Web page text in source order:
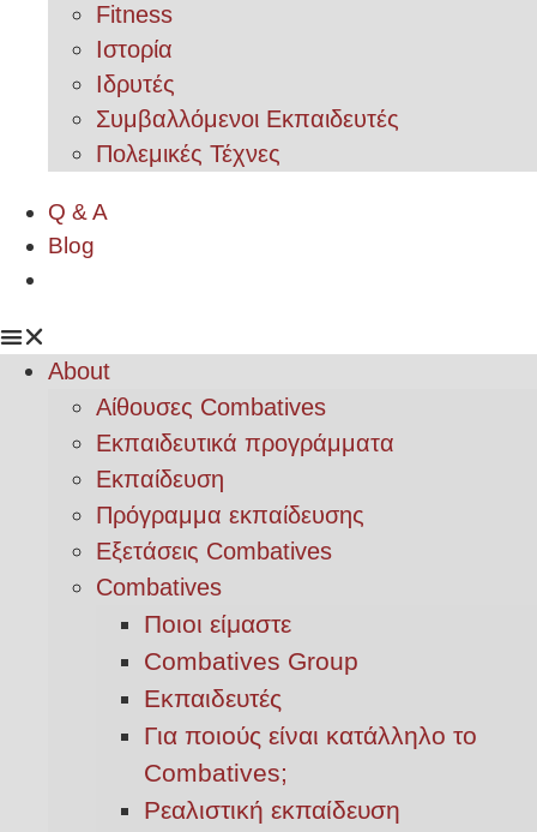
Fitness
Ιστορία
Ιδρυτές
Συμβαλλόμενοι Εκπαιδευτές
Πολεμικές Τέχνες
Q & A
Blog
About
Αίθουσες Combatives
Εκπαιδευτικά προγράμματα
Εκπαίδευση
Πρόγραμμα εκπαίδευσης
Εξετάσεις Combatives
Combatives
Ποιοι είμαστε
Combatives Group
Εκπαιδευτές
Για ποιούς είναι κατάλληλο το
Combatives;
Ρεαλιστική εκπαίδευση